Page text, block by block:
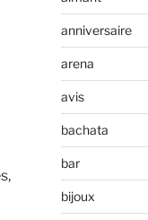
anniversaire
arena
avis
bachata
bar
bijoux